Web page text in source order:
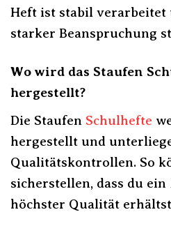
Heft ist stabil verarbeitet
starker Beanspruchung
Wo wird das Staufen
hergestellt?
Die Staufen Schulhefte
hergestellt und
Qualitätskontrollen. So
sicherstellen, dass du
höchster Qualität